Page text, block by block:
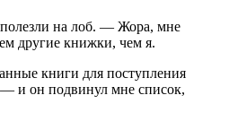
на лоб. — Жора, мне
другие книжки, чем я.
книги для поступления
и он подвинул мне список,